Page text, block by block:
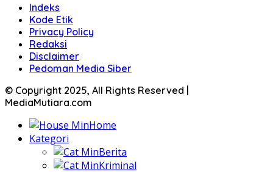
Indeks
Kode Etik
Privacy Policy
Redaksi
Disclaimer
Pedoman Media Siber
© Copyright 2025, All Rights Reserved |
MediaMutiara.com
Home
Kategori
Berita
Kriminal